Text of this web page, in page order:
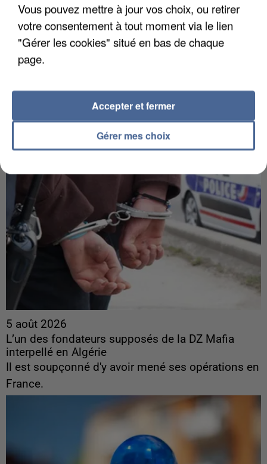
6 août 2026
boue en Haute-Savoie
Son corps a été retrouvé à cinq kilomètres de là.
5 août 2026
L’un des fondateurs supposés de la DZ Mafia
interpellé en Algérie
Il est soupçonné d'y avoir mené ses opérations en
France.
Vous pouvez mettre à jour vos choix, ou retirer
votre consentement à tout moment via le lien
"Gérer les cookies" situé en bas de chaque
page.
Gérer mes choix
Accepter et fermer